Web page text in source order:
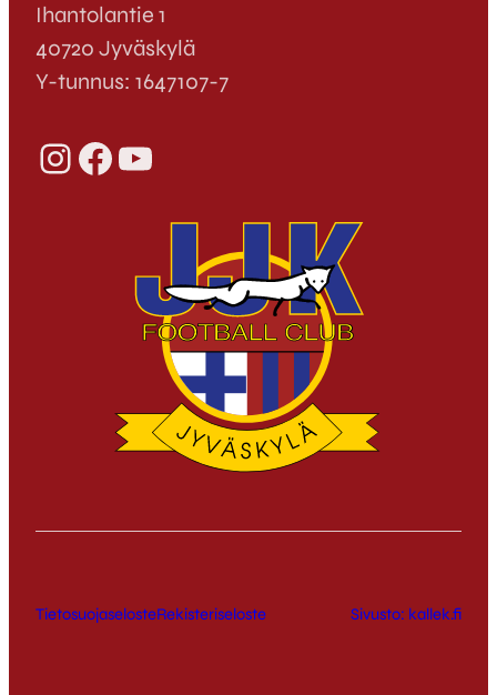
Ihantolantie 1
40720 Jyväskylä
Y-tunnus: 1647107-7
InstagramFacebook YouTube
TietosuojaselosteRekisteriseloste Sivusto: kallek.fi